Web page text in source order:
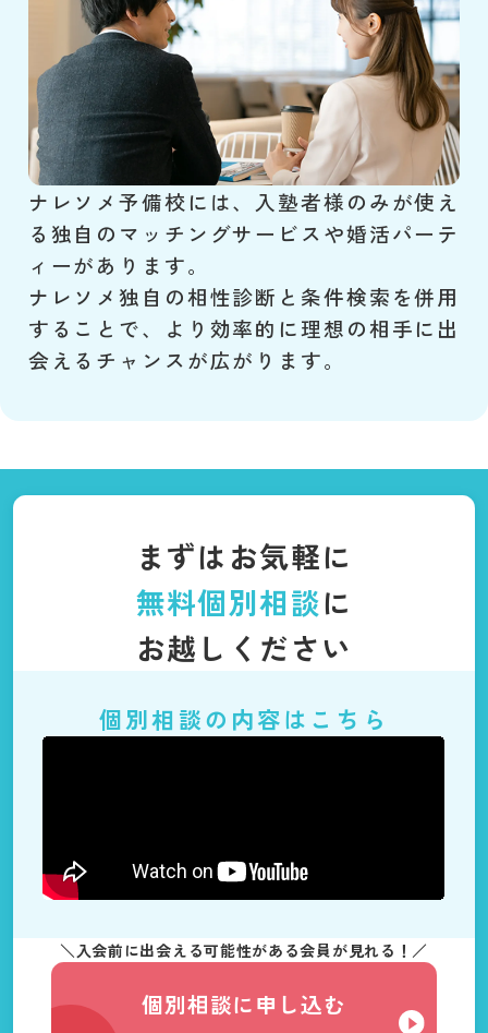
ナレソメ予備校には、入塾者様のみが使え
る独自のマッチングサービスや婚活パーテ
ィーがあります。
ナレソメ独自の相性診断と条件検索を併用
することで、より効率的に理想の相手に出
会えるチャンスが広がります。
まずはお気軽に
無料個別相談に
お越しください
個別相談の内容はこちら
＼入会前に出会える可能性がある会員が見れる！／
個別相談に申し込む